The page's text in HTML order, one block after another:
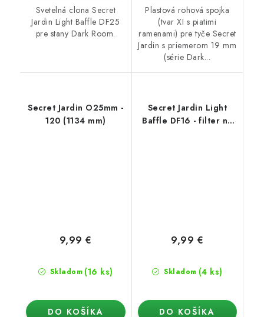
Svetelná clona Secret
Jardin Light Baffle DF25
pre stany Dark Room.
Plastová rohová spojka
(tvar XI s piatimi
ramenami) pre tyče Secret
Jardin s priemerom 19 mm
(série Dark...
Secret Jardin O25mm -
120 (1134 mm)
Skladom (16 ks)
9,99 €
DO KOŠÍKA
Secret Jardin Light
Baffle DF16 - filter na
Skladom (4 ks)
9,99 €
DO KOŠÍKA